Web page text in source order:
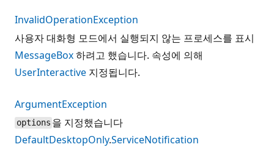
InvalidOperationException
사용자 대화형 모드에서 실행되지 않는 프로세스를 표시
MessageBox하려고 했습니다. 속성에 의해
UserInteractive 지정됩니다.
ArgumentException
options 을 지정했습니다
DefaultDesktopOnly.ServiceNotification